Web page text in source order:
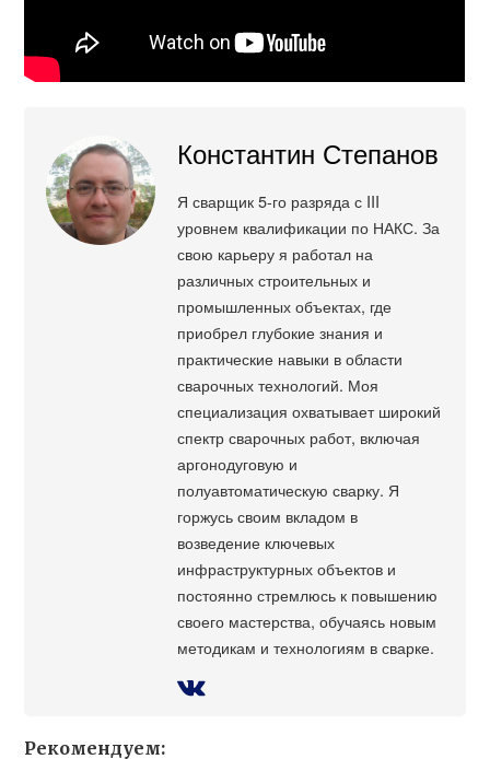
Константин Степанов
Я сварщик 5-го разряда с III
уровнем квалификации по НАКС. За
свою карьеру я работал на
различных строительных и
промышленных объектах, где
приобрел глубокие знания и
практические навыки в области
сварочных технологий. Моя
специализация охватывает широкий
спектр сварочных работ, включая
аргонодуговую и
полуавтоматическую сварку. Я
горжусь своим вкладом в
возведение ключевых
инфраструктурных объектов и
постоянно стремлюсь к повышению
своего мастерства, обучаясь новым
методикам и технологиям в сварке.
Рекомендуем: